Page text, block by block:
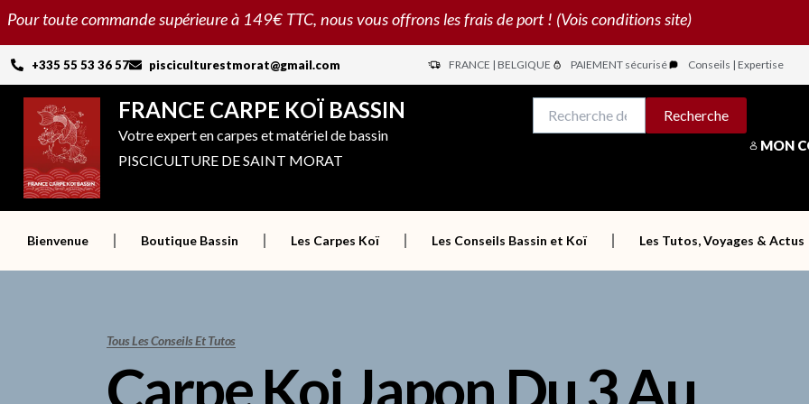
Aller
contenu
Pour toute commande supérieure à 149€ TTC, nous vous offrons les frais de port ! (Vois conditions site)
+335 55 53 36 57 pisciculturestmorat@gmail.com FRANCE | BELGIQUE PAIEMENT sécurisé Conseils | Expertise
FRANCE CARPE KOÏ BASSIN
Votre expert en carpes et matériel de bassin
PISCICULTURE DE SAINT MORAT
pour :
Recherche
MON
Bienvenue Boutique Bassin Les Carpes Koï Les Conseils Bassin et Koï Les Tutos, Voyages & Actus
Tous Les Conseils Et Tutos
Carpe Koi Japon Du 3 Au